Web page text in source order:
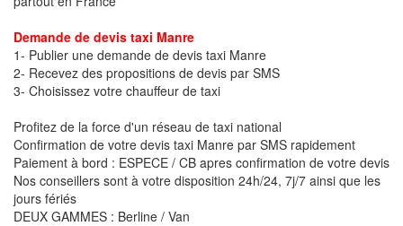
Demande de devis taxi Manre
1- Publier une demande de devis taxi Manre
2- Recevez des propositions de devis par SMS
3- Choisissez votre chauffeur de taxi
Profitez de la force d'un réseau de taxi national
Confirmation de votre devis taxi Manre par SMS rapidement
Paiement à bord : ESPECE / CB apres confirmation de votre devis
Nos conseillers sont à votre disposition 24h/24, 7j/7 ainsi que les
jours fériés
DEUX GAMMES : Berline / Van